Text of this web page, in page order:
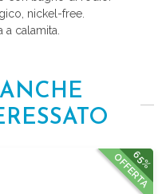
nickel-free.
calamita.
65%
OFFERTA